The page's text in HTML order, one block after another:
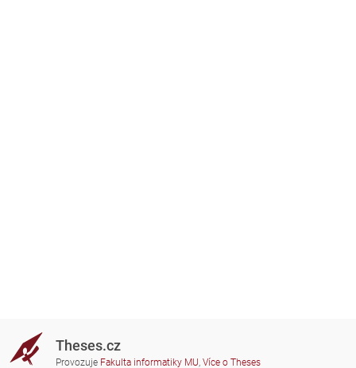
Theses.cz
Provozuje Fakulta informatiky MU, Více o Theses